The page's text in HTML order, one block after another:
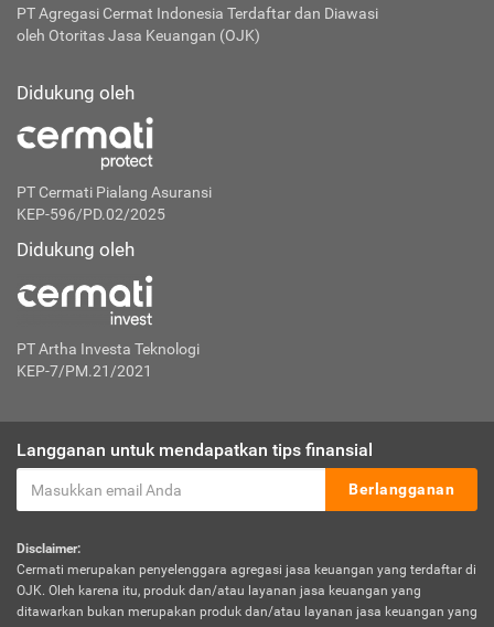
PT Agregasi Cermat Indonesia Terdaftar dan Diawasi
oleh Otoritas Jasa Keuangan (OJK)
Didukung oleh
PT Cermati Pialang Asuransi
KEP-596/PD.02/2025
Didukung oleh
PT Artha Investa Teknologi
KEP-7/PM.21/2021
Langganan untuk mendapatkan tips finansial
Berlangganan
Disclaimer:
Cermati merupakan penyelenggara agregasi jasa keuangan yang terdaftar di
OJK. Oleh karena itu, produk dan/atau layanan jasa keuangan yang
ditawarkan bukan merupakan produk dan/atau layanan jasa keuangan yang